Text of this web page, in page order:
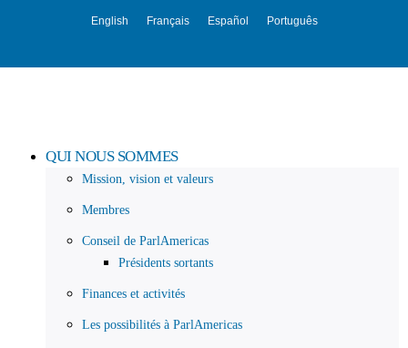
English Français Español Português
QUI NOUS SOMMES
Mission, vision et valeurs
Membres
Conseil de ParlAmericas
Présidents sortants
Finances et activités
Les possibilités à ParlAmericas